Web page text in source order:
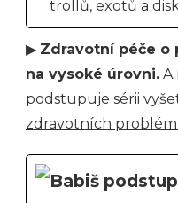
trollů, exotů a
▶ Zdravotní péče o
na vysoké úrovni. A
podstupuje sérii
zdravotních
Babiš